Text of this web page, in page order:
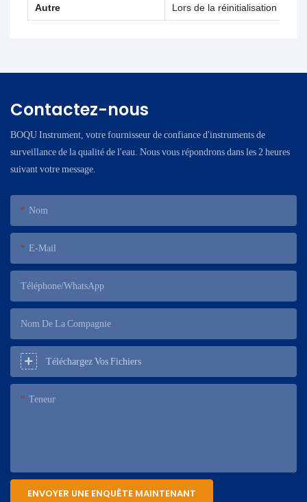
Autre Lors de la réinitialisation
Contactez-nous
BOQU Instrument, votre fournisseur de confiance d'instruments de
surveillance de la qualité de l'eau. Nous vous répondrons dans les 2 heures
suivant votre message.
Nom
E-Mail
Téléphone/WhatsApp
Nom De La Compagnie
Téléchargez Vos Fichiers
Teneur
ENVOYER UNE ENQUÊTE MAINTENANT